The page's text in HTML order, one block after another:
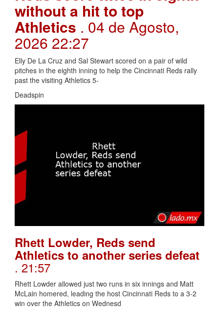
without a hit to top
Athletics . 04 de Agosto,
2026 22:27
Elly De La Cruz and Sal Stewart scored on a pair of wild
pitches in the eighth inning to help the Cincinnati Reds rally
past the visiting Athletics 5-
Deadspin
Rhett Lowder, Reds send
Athletics to another series defeat
. 21:57
Rhett Lowder allowed just two runs in six innings and Matt
McLain homered, leading the host Cincinnati Reds to a 3-2
win over the Athletics on Wednesd